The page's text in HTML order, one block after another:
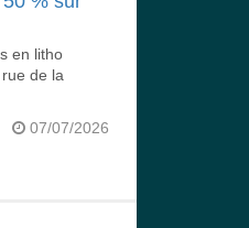
en litho
de la
07/07/2026